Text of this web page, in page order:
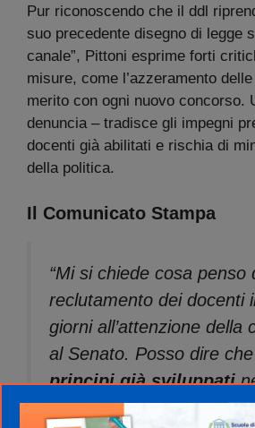
Pur riconoscendo che il ddl
suo precedente disegno di legge
canale”, Pittoni esprime forti
misure, come l’azzeramento
merito con ogni nuovo concorso.
denuncia – tradisce gli impegni
docenti già abilitati e rischia di
della politica.
Il Comunicato Stampa
“Mi si chiede cosa penso
reclutamento dei docenti
giorni all’attenzione della
al Senato. Posso dire che
principi già sviluppati
1920/20 sul doppio